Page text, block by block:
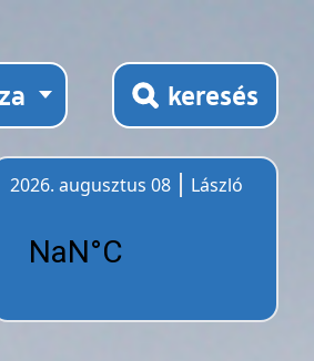
keresés
2026. augusztus 08
László